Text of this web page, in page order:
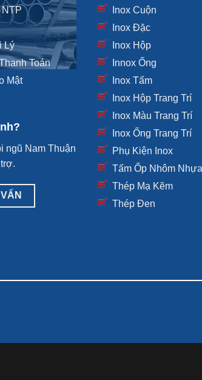
NTP
Lý
Toán
Mật
ngũ Nam Thuận
Inox Cuộn
Inox Đặc
Inox Hộp
Innox Ống
Inox Tấm
Inox Hộp Trang Trí
Inox Màu Trang Trí
Inox Ống Trang Trí
Phụ Kiện Inox
Tấm Ốp Nhôm Nhựa
Thép Mạ Kẽm
Thép Đen